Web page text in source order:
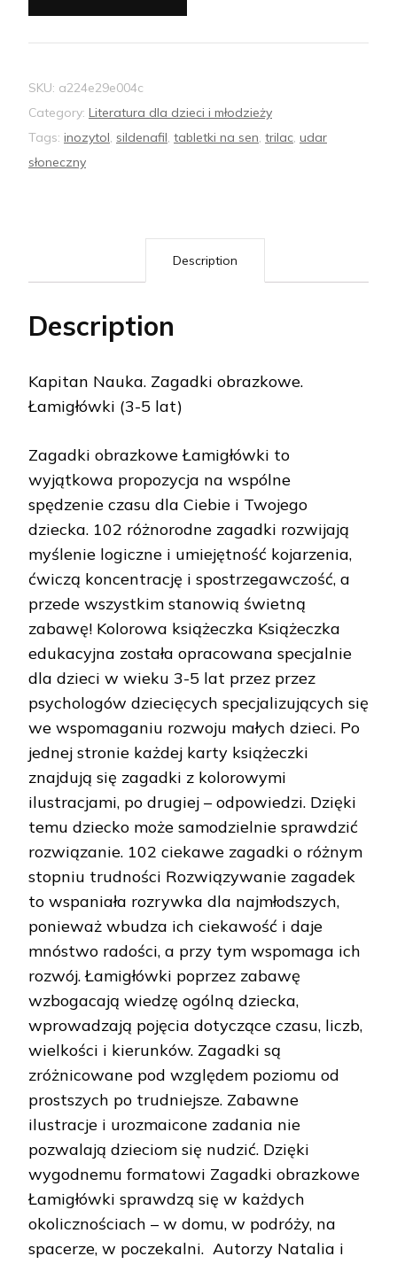
SKU: a224e29e004c
Category: Literatura dla dzieci i młodzieży
Tags: inozytol, sildenafil, tabletki na sen, trilac, udar
słoneczny
Description
Description
Kapitan Nauka. Zagadki obrazkowe.
Łamigłówki (3-5 lat)
Zagadki obrazkowe Łamigłówki to
wyjątkowa propozycja na wspólne
spędzenie czasu dla Ciebie i Twojego
dziecka. 102 różnorodne zagadki rozwijają
myślenie logiczne i umiejętność kojarzenia,
ćwiczą koncentrację i spostrzegawczość, a
przede wszystkim stanowią świetną
zabawę! Kolorowa książeczka Książeczka
edukacyjna została opracowana specjalnie
dla dzieci w wieku 3-5 lat przez przez
psychologów dziecięcych specjalizujących się
we wspomaganiu rozwoju małych dzieci. Po
jednej stronie każdej karty książeczki
znajdują się zagadki z kolorowymi
ilustracjami, po drugiej – odpowiedzi. Dzięki
temu dziecko może samodzielnie sprawdzić
rozwiązanie. 102 ciekawe zagadki o różnym
stopniu trudności Rozwiązywanie zagadek
to wspaniała rozrywka dla najmłodszych,
ponieważ wbudza ich ciekawość i daje
mnóstwo radości, a przy tym wspomaga ich
rozwój. Łamigłówki poprzez zabawę
wzbogacają wiedzę ogólną dziecka,
wprowadzają pojęcia dotyczące czasu, liczb,
wielkości i kierunków. Zagadki są
zróżnicowane pod względem poziomu od
prostszych po trudniejsze. Zabawne
ilustracje i urozmaicone zadania nie
pozwalają dzieciom się nudzić. Dzięki
wygodnemu formatowi Zagadki obrazkowe
Łamigłówki sprawdzą się w każdych
okolicznościach – w domu, w podróży, na
spacerze, w poczekalni. Autorzy Natalia i